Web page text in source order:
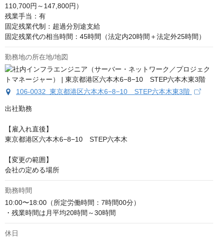
110,700円～147,800円）
残業手当：有
固定残業代制：超過分別途支給
固定残業代の相当時間：45時間（法定内20時間＋法定外25時間）
勤務地の所在地/地図
106-0032 東京都港区六本木6−8−10 STEP六本木東3階
出社勤務
【雇入れ直後】
東京都港区六本木6−8−10　STEP六本木
【変更の範囲】
会社の定める場所
勤務時間
10:00〜18:00（所定労働時間：7時間00分）
・残業時間は月平均20時間～30時間
休日